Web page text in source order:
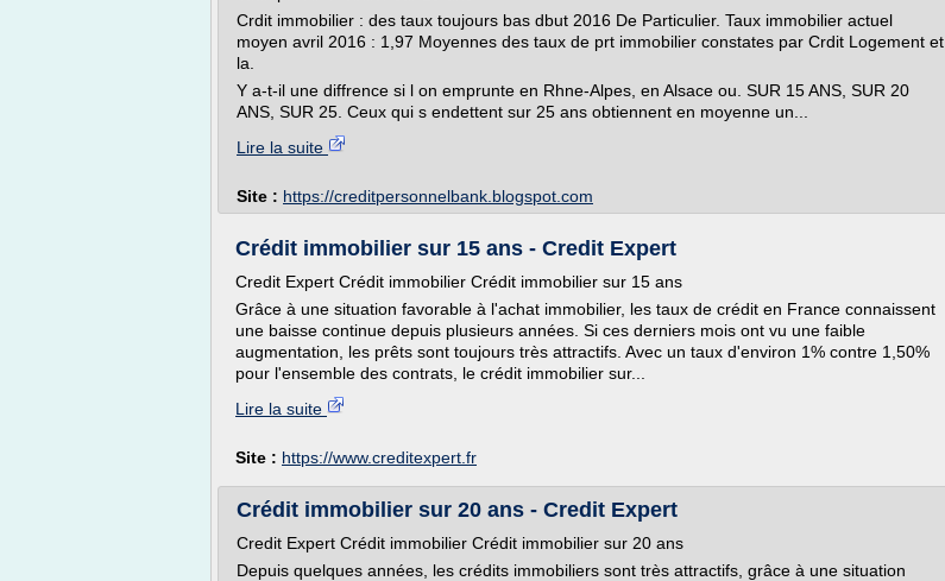
Crdit immobilier : des taux toujours bas dbut 2016 De Particulier. Taux immobilier actuel
moyen avril 2016 : 1,97 Moyennes des taux de prt immobilier constates par Crdit Logement et
la.
Y a-t-il une diffrence si l on emprunte en Rhne-Alpes, en Alsace ou. SUR 15 ANS, SUR 20
ANS, SUR 25. Ceux qui s endettent sur 25 ans obtiennent en moyenne un...
Lire la suite
Site : https://creditpersonnelbank.blogspot.com
Crédit immobilier sur 15 ans - Credit Expert
Credit Expert Crédit immobilier Crédit immobilier sur 15 ans
Grâce à une situation favorable à l'achat immobilier, les taux de crédit en France connaissent
une baisse continue depuis plusieurs années. Si ces derniers mois ont vu une faible
augmentation, les prêts sont toujours très attractifs. Avec un taux d'environ 1% contre 1,50%
pour l'ensemble des contrats, le crédit immobilier sur...
Lire la suite
Site : https://www.creditexpert.fr
Crédit immobilier sur 20 ans - Credit Expert
Credit Expert Crédit immobilier Crédit immobilier sur 20 ans
Depuis quelques années, les crédits immobiliers sont très attractifs, grâce à une situation